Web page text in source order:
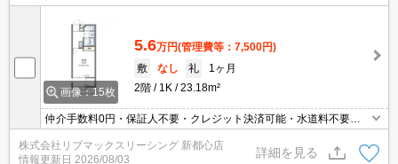
画像：15枚
5.6万円(管理費等：7,500円)
敷
なし 礼
1ヶ月
2階
1K 23.18m²
仲介手数料0円・保証人不要・クレジット決済可能・水道料不要・
人気の家具家電付き物件です(^^)/
株式会社リブマックスリーシング 新都心店
情報更新日 2026/08/03
詳細を見る